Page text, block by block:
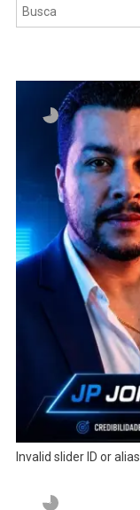
Pesquisar
Invalid slider ID or alias.